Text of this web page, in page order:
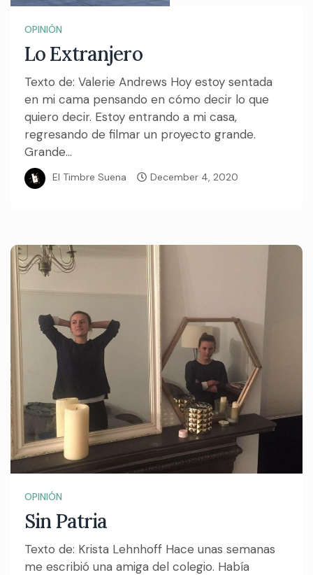
OPINIÓN
Lo Extranjero
Texto de: Valerie Andrews Hoy estoy sentada
en mi cama pensando en cómo decir lo que
quiero decir. Estoy entrando a mi casa,
regresando de filmar un proyecto grande.
Grande...
El Timbre Suena December 4, 2020
OPINIÓN
Sin Patria
Texto de: Krista Lehnhoff Hace unas semanas
me escribió una amiga del colegio. Había